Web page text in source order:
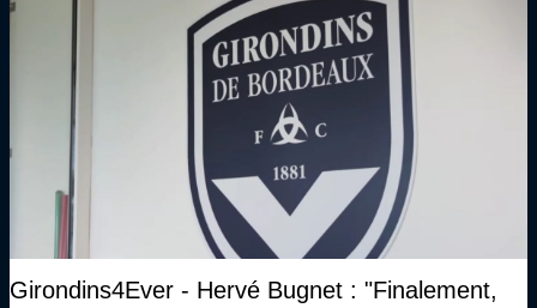
Girondins4Ever - Hervé Bugnet : "Finalement,